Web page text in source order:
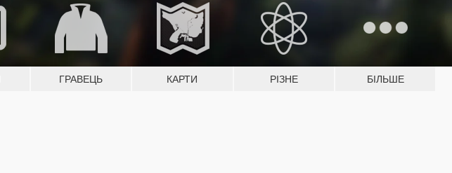
ГРАВЕЦЬ КАРТИ РІЗНЕ БІЛЬШЕ